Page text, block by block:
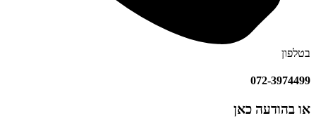
בטלפון
072-3974499
או בהודעה כאן